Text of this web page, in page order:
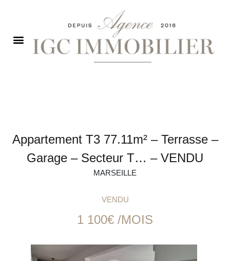
Appartement T3 77.11m² – Terrasse –
Garage – Secteur T… – VENDU
MARSEILLE
VENDU
1 100€ /MOIS